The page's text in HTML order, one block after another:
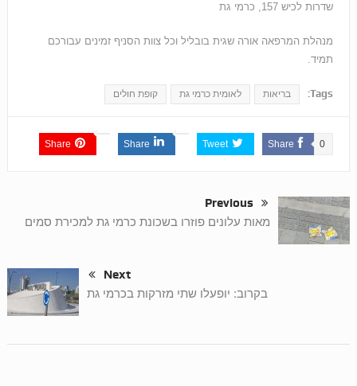
שדרות לכיש 157, כרמי גת
מנהלת המרפאה אורה שגית בובליל וכל צוות הסניף זמינים עבורכם
תמיד.
Tags: בריאות לאומית כרמי גת קופת חולים
Share 0
Tweet
Share
Share
Previous
מאות עלונים פוזרו בשכונת כרמי גת למכירת סמים
Next
בקרוב: יופעלו שתי מזרקות בכרמי גת